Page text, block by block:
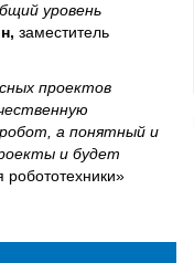
уровень
заместитель
проектов
а понятный и
и будет